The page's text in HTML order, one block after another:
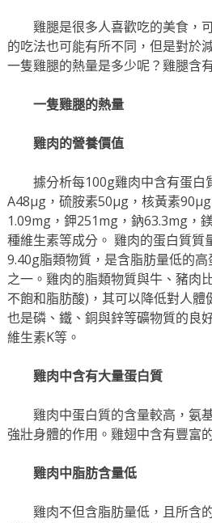
雞腿是很多人喜歡吃的美食，
的吃法也可能有所不同，但是對於
一隻雞腿的熱量是多少呢？雞腿含
一隻雞腿的熱量
雞肉的營養價值
據分析每100g雞肉中含有蛋
A48μg，硫胺素50μg，核黃素
1.09mg，鉀251mg，鈉63.3mg，
種維生素等成分。 雞肉的蛋白質
9.40g脂類物質，是含脂肪量低的
之一。雞肉的脂類物質與牛、豬肉
不飽和脂肪酸)，其可以降低對人
也是磷、鐵、銅與鋅等礦物質的良
維生素K等。
雞肉中含有大量蛋白質
雞肉中蛋白質的含量較高，氨
強壯身體的作用。雞翅中含有豐富
雞肉中脂肪含量低
雞肉不但含脂肪量低，且所含